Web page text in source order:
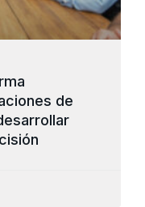
de